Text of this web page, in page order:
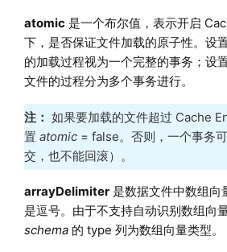
atomic是一个布尔值，表示开启
下，是否保证文件加载的原子性。设
的加载过程视为一个完整的事务；设
文件的过程分为多个事务进行。
注： 如果要加载的文件超过 Cache
置 atomic= false。否则，一个事务
交，也不能回滚）。
arrayDelimiter是数据文件中数组向
是逗号。由于不支持自动识别数组向
schema的 type 列为数组向量类型。